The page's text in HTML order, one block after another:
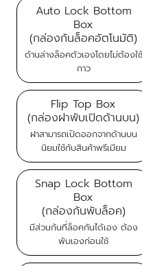
Auto Lock Bottom
Box
(กล่องก้นล็อคอัตโนมัติ)
ด้านล่างล็อคตัวเองโดยไม่ต้องใช้
กาว
Flip Top Box
(กล่องฝาพับเปิดด้านบน)
ฝาสามารถเปิดออกจากด้านบน
นิยมใช้กับสินค้าพรีเมียม
Snap Lock Bottom
Box
(กล่องก้นพับล็อค)
มีส่วนก้นที่ล็อคกันได้เอง ต้อง
พับเองก่อนใช้